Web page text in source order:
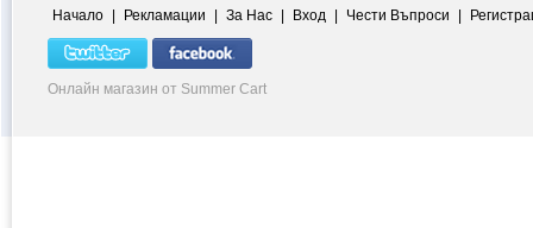
Начало | Рекламации | За Нас | Вход | Чести Въпроси |
Онлайн магазин от Summer Cart